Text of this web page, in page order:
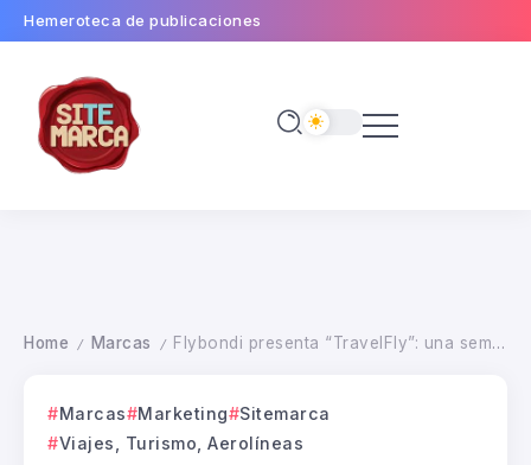
Hemeroteca de publicaciones
Home / Marcas / Flybondi presenta “TravelFly”: una semana de descuentos con tarifas desde $19.999 y 3 cuotas sin interés
Marcas Marketing
Sitemarca
Viajes, Turismo, Aerolíneas